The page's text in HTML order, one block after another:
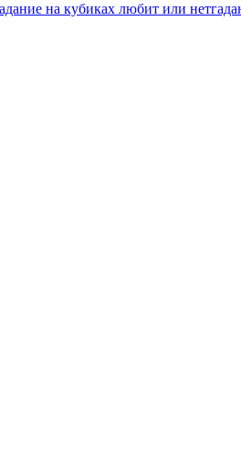
на кубиках любит или нет